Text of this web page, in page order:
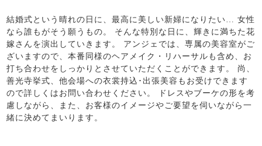
結婚式という晴れの日に、最高に美しい新婦になりたい… 女性
なら誰もがそう願うもの。 そんな特別な日に、輝きに満ちた花
嫁さんを演出していきます。 アンジェでは、専属の美容室がご
ざいますので、本番同様のヘアメイク・リハーサルも含め、お
打ち合わせをしっかりとさせていただくことができます。 尚、
善光寺挙式、他会場への衣裳持込･出張美容もお受けできます
ので詳しくはお問い合わせください。 ドレスやブーケの形を考
慮しながら、また、お客様のイメージやご要望を伺いながら一
緒に決めてまいります。